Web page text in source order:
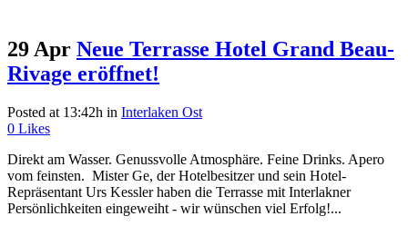
29 Apr Neue Terrasse Hotel Grand Beau-
Rivage eröffnet!
Posted at 13:42h in Interlaken Ost
0 Likes
Direkt am Wasser. Genussvolle Atmosphäre. Feine Drinks. Apero
vom feinsten. Mister Ge, der Hotelbesitzer und sein Hotel-
Repräsentant Urs Kessler haben die Terrasse mit Interlakner
Persönlichkeiten eingeweiht - wir wünschen viel Erfolg!...